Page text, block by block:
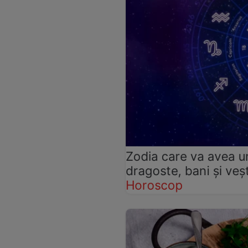
Zodia care va avea
dragoste, bani și
Horoscop